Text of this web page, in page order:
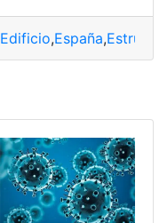
Edificio,España,